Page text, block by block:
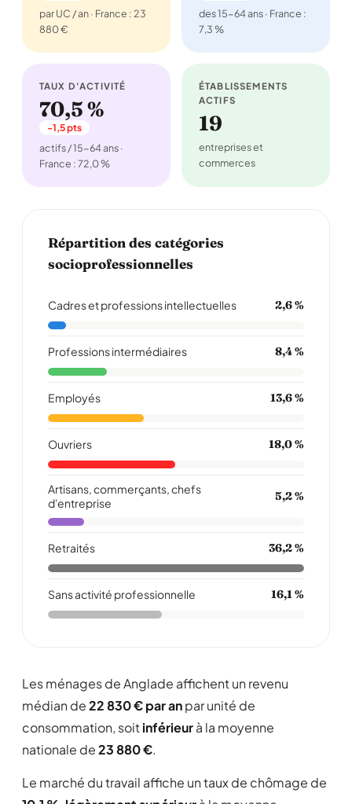
par UC / an · France : 23
880 €
des 15-64 ans · France :
7,3 %
TAUX D'ACTIVITÉ
70,5 %
-1,5 pts
actifs / 15-64 ans ·
France : 72,0 %
ÉTABLISSEMENTS
ACTIFS
19
entreprises et
commerces
Répartition des catégories
socioprofessionnelles
Cadres et professions intellectuelles 2,6 %
Professions intermédiaires 8,4 %
Employés 13,6 %
Ouvriers 18,0 %
Artisans, commerçants, chefs
d'entreprise
5,2 %
Retraités 36,2 %
Sans activité professionnelle 16,1 %
Les ménages de Anglade affichent un revenu
médian de22 830 € par anpar unité de
consommation, soitinférieurà la moyenne
nationale de23 880 €.
Le marché du travail affiche un taux de chômage de